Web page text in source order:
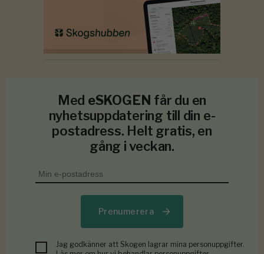
Med eSKOGEN får du en
nyhetsuppdatering till din e-
postadress. Helt gratis, en
gång i veckan.
Prenumerera
Jag godkänner att Skogen lagrar mina personuppgifter.